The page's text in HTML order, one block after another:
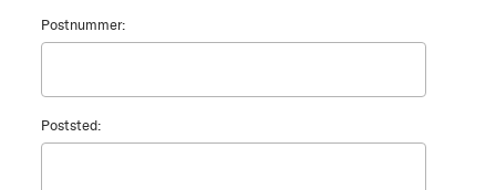
Postnummer:
Poststed: